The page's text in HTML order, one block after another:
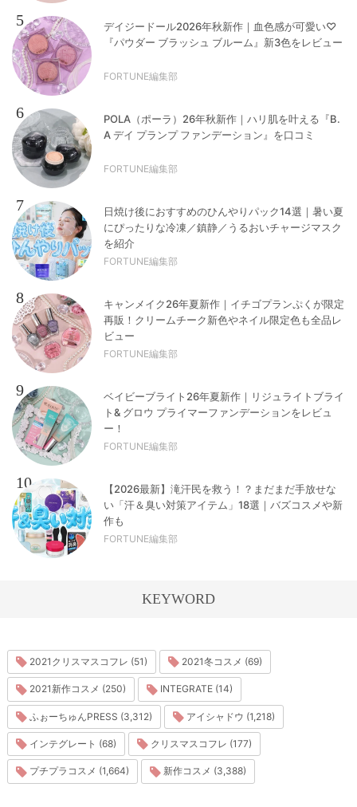
5
デイジードール2026年秋新作｜血色感が可愛い♡
『パウダー ブラッシュ ブルーム』新3色をレビュー
FORTUNE編集部
6
POLA（ポーラ）26年秋新作｜ハリ肌を叶える『B.
A デイ プランプ ファンデーション』を口コミ
FORTUNE編集部
7
日焼け後におすすめのひんやりパック14選｜暑い夏
にぴったりな冷凍／鎮静／うるおいチャージマスク
を紹介
FORTUNE編集部
8
キャンメイク26年夏新作｜イチゴプランぷくが限定
再販！クリームチーク新色やネイル限定色も全品レ
ビュー
FORTUNE編集部
9
ベイビーブライト26年夏新作｜リジュライトブライ
ト& グロウ プライマーファンデーションをレビュ
ー！
FORTUNE編集部
10
【2026最新】滝汗民を救う！？まだまだ手放せな
い「汗＆臭い対策アイテム」18選｜バズコスメや新
作も
FORTUNE編集部
KEYWORD
2021クリスマスコフレ (51) 2021冬コスメ (69)
2021新作コスメ (250) INTEGRATE (14)
ふぉーちゅんPRESS (3,312) アイシャドウ (1,218)
インテグレート (68) クリスマスコフレ (177)
プチプラコスメ (1,664) 新作コスメ (3,388)